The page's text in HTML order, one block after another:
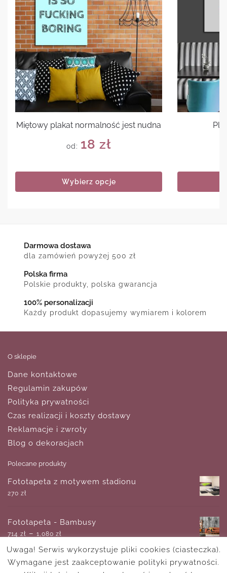
Miętowy plakat normalność jest nudna
od: 18 zł
Wybierz opcje
Darmowa dostawa
dla zamówień powyżej 500 zł
Polska firma
Polskie produkty, polska gwarancja
100% personalizacji
Każdy produkt dopasujemy wymiarem i kolorem
O sklepie
Dane kontaktowe
Regulamin zakupów
Polityka prywatności
Czas realizacji i koszty dostawy
Reklamacje i zwroty
Blog o dekoracjach
Polecane produkty
Fototapeta z motywem stadionu
270 zł
Fototapeta - Bambusy
714 zł – 1,080 zł
Fototapeta kuchenna z motywem kosmosu
Uwaga! Serwis wykorzystuje pliki cookies (ciasteczka).
Wymagane jest zaakceptowanie polityki prywatności.